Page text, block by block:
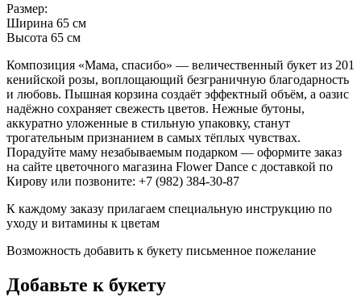
Размер:
Ширина 65 см
Высота 65 см
Композиция «Мама, спасибо» — величественный букет из 201
кенийской розы, воплощающий безграничную благодарность
и любовь. Пышная корзина создаёт эффектный объём, а оазис
надёжно сохраняет свежесть цветов. Нежные бутоны,
аккуратно уложенные в стильную упаковку, станут
трогательным признанием в самых тёплых чувствах.
Порадуйте маму незабываемым подарком — оформите заказ
на сайте цветочного магазина Flower Dance с доставкой по
Кирову или позвоните: +7 (982) 384-30-87
К каждому заказу прилагаем специальную инструкцию по
уходу и витамины к цветам
Возможность добавить к букету письменное пожелание
Добавьте к букету